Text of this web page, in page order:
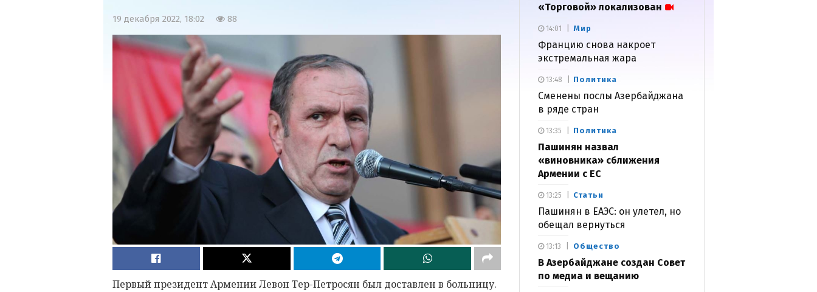
19 декабря 2022, 18:02 88
Первый президент Армении Левон Тер-Петросян был доставлен в больницу.
«Торговой» локализован
Мир
Францию снова накроет
экстремальная жара
14:01
Политика
Сменены послы Азербайджана
в ряде стран
13:48
Политика
Пашинян назвал
«виновника» сближения
Армении с ЕС
13:35
Статьи
Пашинян в ЕАЭС: он улетел, но
обещал вернуться
13:25
Общество
В Азербайджане создан Совет
по медиа и вещанию
13:13